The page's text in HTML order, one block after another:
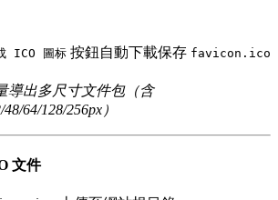
ICO 圖标 按鈕自動下載保存 favicon.ico
導出多尺寸文件包（含
48/64/128/256px）
文件